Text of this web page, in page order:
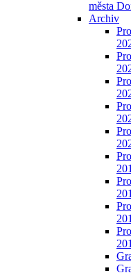
města
Archiv